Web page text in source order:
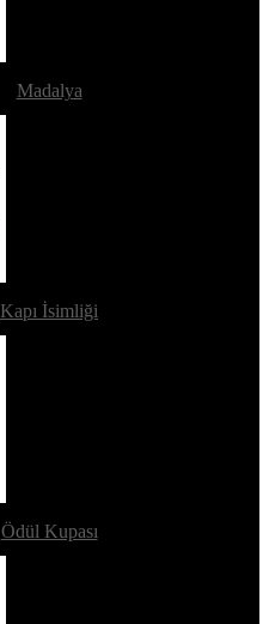
Madalya
Kapı İsimliği
Ödül Kupası